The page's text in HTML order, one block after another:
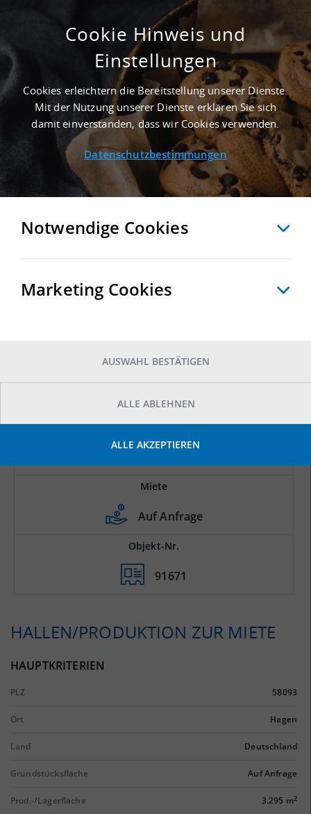
3.295 M² LOGISTIKIMMOBILIE IN HAGEN AN
DER AUTOBAHN A 46
Startseite Immobiliensuche Detailansicht
VERGLEICHEN EXPORT PDF
Prod.-/Lagerfläche
Miete
Auf Anfrage
Objekt-Nr.
91671
HALLEN/PRODUKTION ZUR MIETE
HAUPTKRITERIEN
PLZ 58093
Ort Hagen
Land Deutschland
Grundstücksfläche Auf Anfrage
Prod.-/Lagerfläche 3.295 m2
Cookie Hinweis und
Einstellungen
Cookies erleichtern die Bereitstellung unserer Dienste.
Mit der Nutzung unserer Dienste erklären Sie sich
damit einverstanden, dass wir Cookies verwenden.
Datenschutzbestimmungen
Notwendige Cookies
Marketing Cookies
AUSWAHL BESTÄTIGEN
ALLE ABLEHNEN
ALLE AKZEPTIEREN